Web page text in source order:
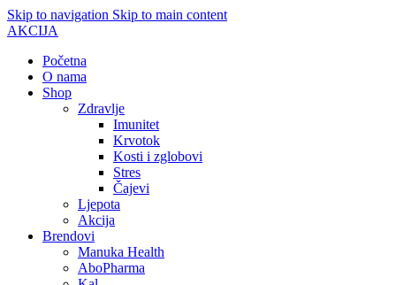
Skip to navigation Skip to main content
AKCIJA
Početna
O nama
Shop
Zdravlje
Imunitet
Krvotok
Kosti i zglobovi
Stres
Čajevi
Ljepota
Akcija
Brendovi
Manuka Health
AboPharma